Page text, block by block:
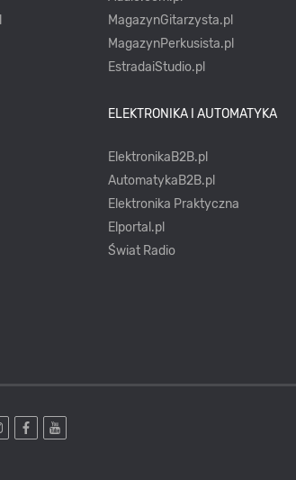
MagazynGitarzysta.pl
MagazynPerkusista.pl
EstradaiStudio.pl
ELEKTRONIKA I AUTOMATYKA
ElektronikaB2B.pl
AutomatykaB2B.pl
Elektronika Praktyczna
Elportal.pl
Świat Radio